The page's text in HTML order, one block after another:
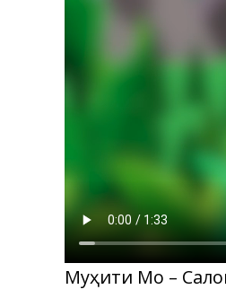
Муҳити Мо –